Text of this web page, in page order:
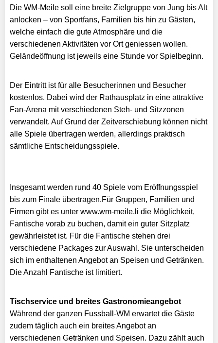
Die WM-Meile soll eine breite Zielgruppe von Jung bis Alt
anlocken – von Sportfans, Familien bis hin zu Gästen,
welche einfach die gute Atmosphäre und die
verschiedenen Aktivitäten vor Ort geniessen wollen.
Geländeöffnung ist jeweils eine Stunde vor Spielbeginn.
Der Eintritt ist für alle Besucherinnen und Besucher
kostenlos. Dabei wird der Rathausplatz in eine attraktive
Fan-Arena mit verschiedenen Steh- und Sitzzonen
verwandelt. Auf Grund der Zeitverschiebung können nicht
alle Spiele übertragen werden, allerdings praktisch
sämtliche Entscheidungsspiele.
Insgesamt werden rund 40 Spiele vom Eröffnungsspiel
bis zum Finale übertragen.Für Gruppen, Familien und
Firmen gibt es unter www.wm-meile.li die Möglichkeit,
Fantische vorab zu buchen, damit ein guter Sitzplatz
gewährleistet ist. Für die Fantische stehen drei
verschiedene Packages zur Auswahl. Sie unterscheiden
sich im enthaltenen Angebot an Speisen und Getränken.
Die Anzahl Fantische ist limitiert.
Tischservice und breites Gastronomieangebot
Während der ganzen Fussball-WM erwartet die Gäste
zudem täglich auch ein breites Angebot an
verschiedenen Getränken und Speisen. Dazu zählt auch